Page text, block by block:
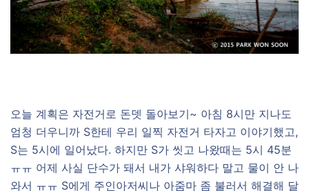
오늘 계획은 자전거로 돈뎃 돌아보기~ 아침 8시만 지나도
엄청 더우니까 S한테 우리 일찍 자전거 타자고 이야기했고,
S는 5시에 일어났다. 하지만 S가 씻고 나왔때는 5시 45분
ㅠㅠ 어제 사실 단수가 돼서 내가 샤워하다 말고 물이 안 나
와서 ㅠㅠ S에게 주인아저씨나 아줌마 좀 불러서 해결해 달